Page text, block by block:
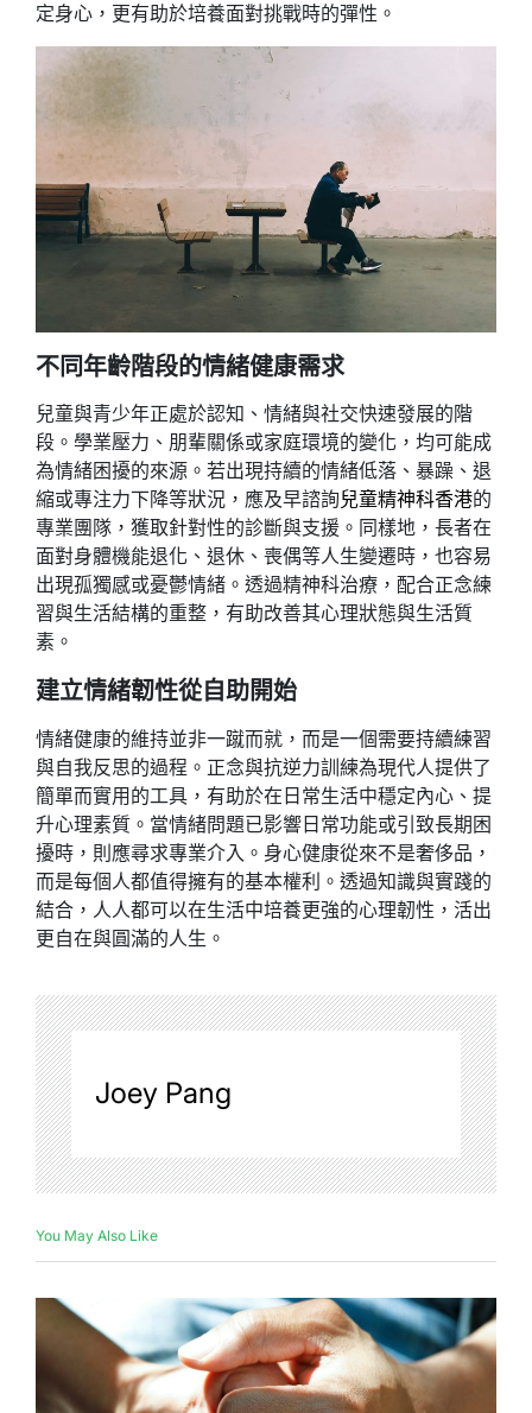
定身心，更有助於培養面對挑戰時的彈性。
不同年齡階段的情緒健康需求
兒童與青少年正處於認知、情緒與社交快速發展的階
段。學業壓力、朋輩關係或家庭環境的變化，均可能成
為情緒困擾的來源。若出現持續的情緒低落、暴躁、退
縮或專注力下降等狀況，應及早諮詢兒童精神科香港的
專業團隊，獲取針對性的診斷與支援。同樣地，長者在
面對身體機能退化、退休、喪偶等人生變遷時，也容易
出現孤獨感或憂鬱情緒。透過精神科治療，配合正念練
習與生活結構的重整，有助改善其心理狀態與生活質
素。
建立情緒韌性從自助開始
情緒健康的維持並非一蹴而就，而是一個需要持續練習
與自我反思的過程。正念與抗逆力訓練為現代人提供了
簡單而實用的工具，有助於在日常生活中穩定內心、提
升心理素質。當情緒問題已影響日常功能或引致長期困
擾時，則應尋求專業介入。身心健康從來不是奢侈品，
而是每個人都值得擁有的基本權利。透過知識與實踐的
結合，人人都可以在生活中培養更強的心理韌性，活出
更自在與圓滿的人生。
Joey Pang
You May Also Like